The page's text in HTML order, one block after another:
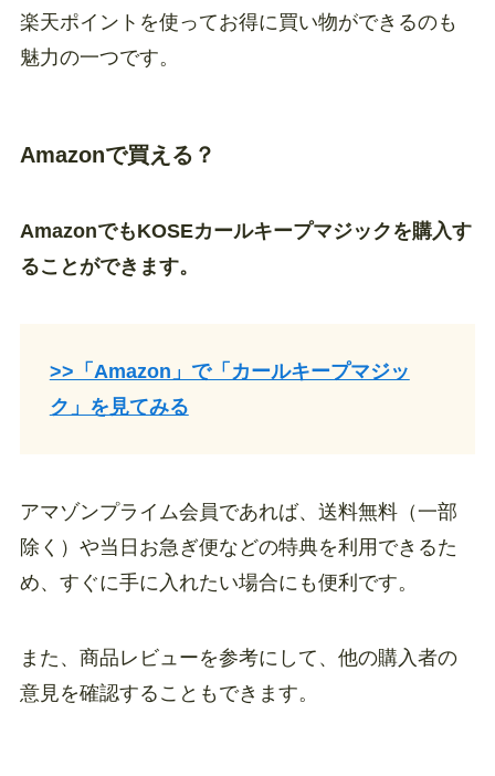
楽天ポイントを使ってお得に買い物ができるのも
魅力の一つです。
Amazonで買える？
AmazonでもKOSEカールキープマジックを購入す
ることができます。
>>「Amazon」で「カールキープマジッ
ク」を見てみる
アマゾンプライム会員であれば、送料無料（一部
除く）や当日お急ぎ便などの特典を利用できるた
め、すぐに手に入れたい場合にも便利です。
また、商品レビューを参考にして、他の購入者の
意見を確認することもできます。